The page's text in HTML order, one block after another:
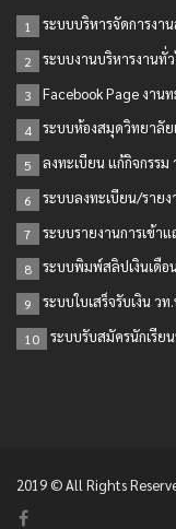
1 ระบบบริหารจัดการงา
2 ระบบงานบริหารงานทั่ว
3 Facebook Page งาน
4 ระบบห้องสมุดวิทยาลัย
5 ลงทะเบียน แก้กิจกรรม
6 ระบบลงทะเบียน/ราย
7 ระบบรายงานการเข้าแ
8 ระบบพิมพ์สลิปเงินเดือ
9 ระบบใบเสร็จรับเงิน วท
10 ระบบรับสมัครนักเรีย
2019 © All Rights